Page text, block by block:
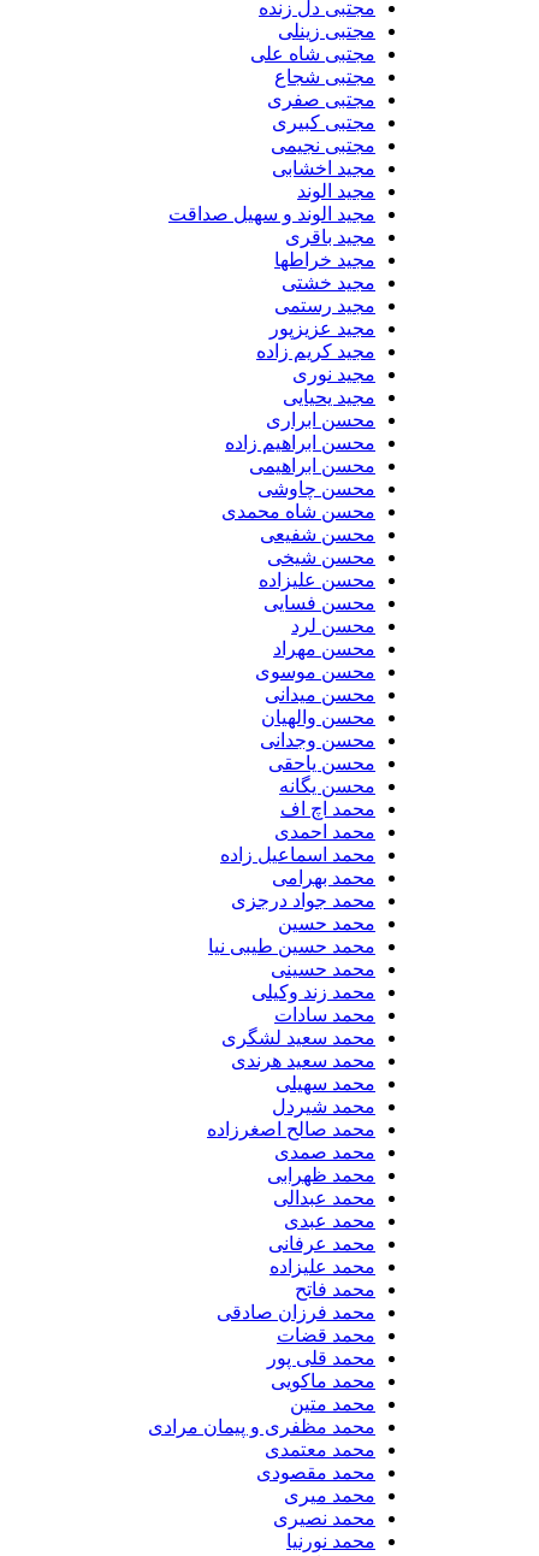
مجتبی دل زنده
مجتبی زینلی
مجتبی شاه علی
مجتبی شجاع
مجتبی صفری
مجتبی کبیری
مجتبی نجیمی
مجید اخشابی
مجید الوند‎
مجید الوند و سهیل صداقت
مجید باقری
مجید خراطها
مجید خشتی
مجید رستمی
مجید عزیزپور
مجید کریم زاده
مجید نوری
مجید یحیایی
محسن ابراری
محسن ابراهیم زاده
محسن ابراهیمی
محسن چاوشی
محسن شاه محمدی
محسن شفیعی
محسن شیخی
محسن علیزاده
محسن فسایی
محسن لرد
محسن مهراد
محسن موسوی
محسن میدانی
محسن والهیان
محسن وجدانی
محسن یاحقی
محسن یگانه
محمد اچ اف
محمد احمدی
محمد اسماعیل زاده
محمد بهرامی
محمد جواد درجزی
محمد حسین
محمد حسین طیبی نیا
محمد حسینی
محمد زند وکیلی
محمد سادات
محمد سعید لشگری
محمد سعید هرندی
محمد سهیلی
​محمد شیردل
محمد صالح اصغرزاده
محمد صمدی
محمد ظهرابی
محمد عبدالی
محمد عبدی
محمد عرفانی
محمد علیزاده
محمد فاتح
محمد فرزان صادقی
محمد قضات
محمد قلی پور
محمد ماکویی
محمد متین
محمد مظفری و پیمان مرادی
محمد معتمدی
محمد مقصودی
محمد میری
محمد نصیری
محمد نورنیا